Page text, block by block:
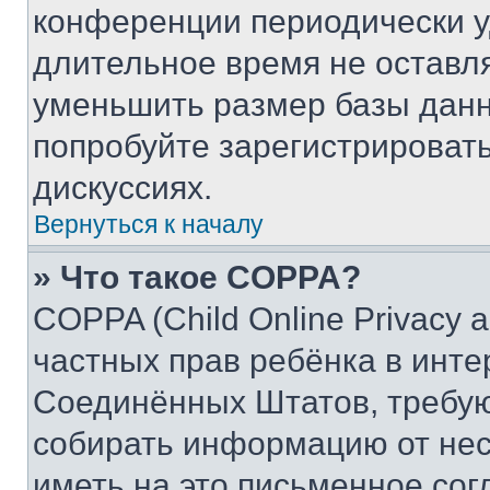
конференции периодически
длительное время не
уменьшить размер базы
попробуйте
дискуссиях.
Вернуться к началу
» Что такое COPPA?
COPPA (Child Online Privacy
частных прав ребёнка в
Соединённых Штатов,
собирать информацию от